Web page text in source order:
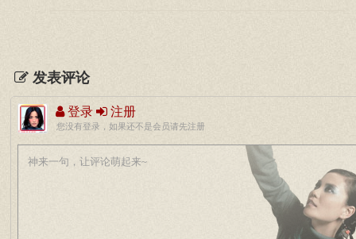
发表评论
登录 注册
您没有登录，如果还不是会员请先注册